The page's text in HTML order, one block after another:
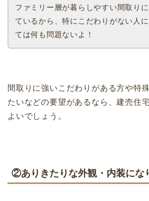
ファミリー層が暮らしやすい間取り
ているから、特にこだわりがない人
ては何も問題ないよ！
間取りに強いこだわりがある方や特
たいなどの要望があるなら、建売住
よいでしょう。
②ありきたりな外観・内装にな